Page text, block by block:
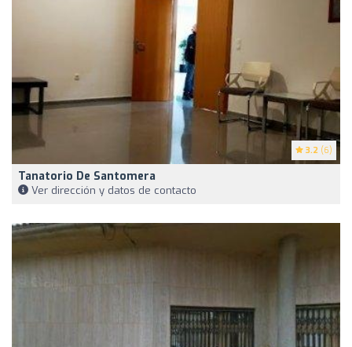
3.2 (6)
Tanatorio De Santomera
Ver dirección y datos de contacto